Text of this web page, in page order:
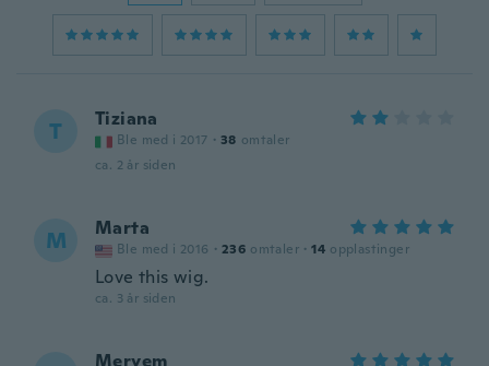
T Tiziana
Ble med i 2017 · 38 omtaler
ca. 2 år siden
M Marta
Ble med i 2016 · 236 omtaler · 14 opplastinger
Love this wig.
ca. 3 år siden
Meryem